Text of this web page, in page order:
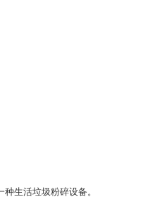
生活垃圾粉碎设备。